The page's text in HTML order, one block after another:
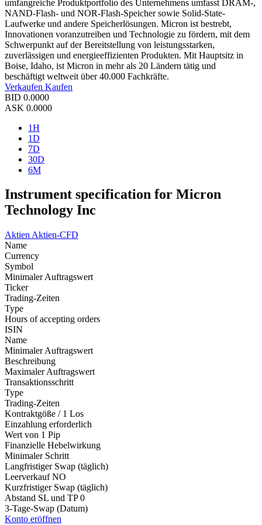
umfangreiche Produktportfolio des Unternehmens umfasst DRAM-,
NAND-Flash- und NOR-Flash-Speicher sowie Solid-State-
Laufwerke und andere Speicherlösungen. Micron ist bestrebt,
Innovationen voranzutreiben und Technologie zu fördern, mit dem
Schwerpunkt auf der Bereitstellung von leistungsstarken,
zuverlässigen und energieeffizienten Produkten. Mit Hauptsitz in
Boise, Idaho, ist Micron in mehr als 20 Ländern tätig und
beschäftigt weltweit über 40.000 Fachkräfte.
Verkaufen Kaufen
BID 0.0000
ASK 0.0000
1H
1D
7D
30D
6M
Instrument specification for Micron
Technology Inc
Aktien Aktien-CFD
Name
Currency
Symbol
Minimaler Auftragswert
Ticker
Trading-Zeiten
Type
Hours of accepting orders
ISIN
Name
Minimaler Auftragswert
Beschreibung
Maximaler Auftragswert
Transaktionsschritt
Type
Trading-Zeiten
Kontraktgöße / 1 Los
Einzahlung erforderlich
Wert von 1 Pip
Finanzielle Hebelwirkung
Minimaler Schritt
Langfristiger Swap (täglich)
Leerverkauf NO
Kurzfristiger Swap (täglich)
Abstand SL und TP 0
3-Tage-Swap (Datum)
Konto eröffnen